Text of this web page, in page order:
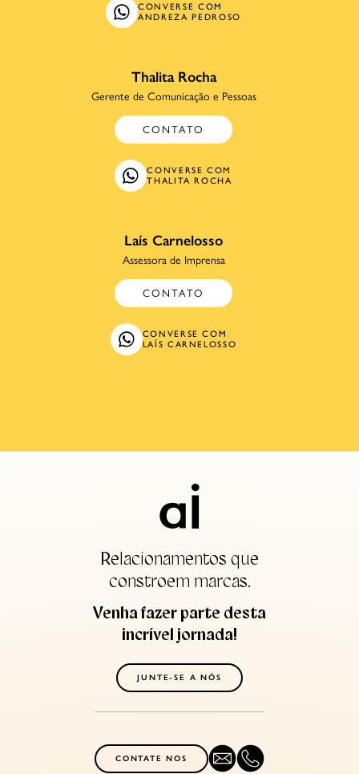
CONVERSE COM
ANDREZA PEDROSO
Thalita Rocha
Gerente de Comunicação e Pessoas
CONTATO
CONVERSE COM
THALITA ROCHA
Laís Carnelosso
Assessora de Imprensa
CONTATO
CONVERSE COM
LAÍS CARNELOSSO
Relacionamentos que
constroem marcas.
Venha fazer parte desta
incrível jornada!
JUNTE-SE A NÓS
CONTATE NOS